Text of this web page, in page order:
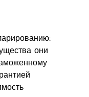
они